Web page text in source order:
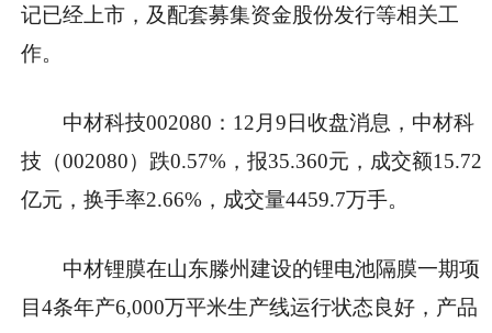
记已经上市，及配套募集资金股份发行等相关工
作。
中材科技002080：12月9日收盘消息，中材科
技（002080）跌0.57%，报35.360元，成交额15.72
亿元，换手率2.66%，成交量4459.7万手。
中材锂膜在山东滕州建设的锂电池隔膜一期项
目4条年产6,000万平米生产线运行状态良好，产品